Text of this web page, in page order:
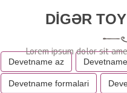
DIGƏR
Devetname az
Devetname formalari